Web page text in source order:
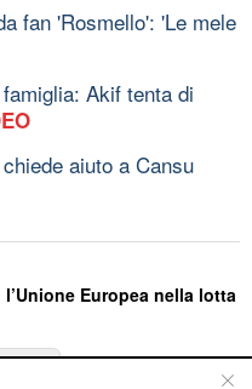
fan 'Rosmello': 'Le mele
Akif tenta di
aiuto a Cansu
Europea nella lotta